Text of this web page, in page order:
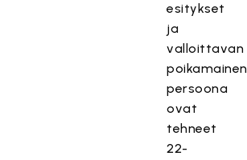
esitykset
ja
valloittavan
poikamainen
persoona
ovat
tehneet
22-